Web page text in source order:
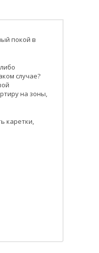
покой в
случае?
на зоны,
каретки,